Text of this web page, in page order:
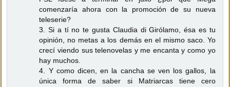
comenzaría ahora con la promoción de su nueva
teleserie?
3. Si a tí no te gusta Claudia di Girólamo, ésa es tu
opinión, no metas a los demás en el mismo saco. Yo
crecí viendo sus telenovelas y me encanta y como yo
hay muchos.
4. Y como dicen, en la cancha se ven los gallos, la
única forma de saber si Matriarcas tiene cero